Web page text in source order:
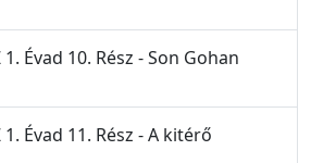
Évad 10. Rész - Son Gohan
Évad 11. Rész - A kitérő